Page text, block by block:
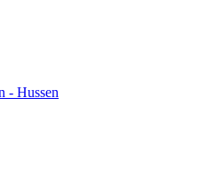
- Hussen